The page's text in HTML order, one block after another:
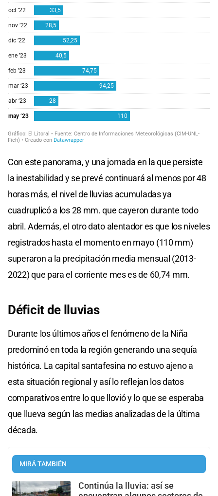
Con este panorama, y una jornada en la que persiste
la inestabilidad y se prevé continuará al menos por 48
horas más, el nivel de lluvias acumuladas ya
cuadruplicó a los 28 mm. que cayeron durante todo
abril. Además, el otro dato alentador es que los niveles
registrados hasta el momento en mayo (110 mm)
superaron a la precipitación media mensual (2013-
2022) que para el corriente mes es de 60,74 mm.
Déficit de lluvias
Durante los últimos años el fenómeno de la Niña
predominó en toda la región generando una sequía
histórica. La capital santafesina no estuvo ajeno a
esta situación regional y así lo reflejan los datos
comparativos entre lo que llovió y lo que se esperaba
que llueva según las medias analizadas de la última
década.
MIRÁ TAMBIÉN
Continúa la lluvia: así se